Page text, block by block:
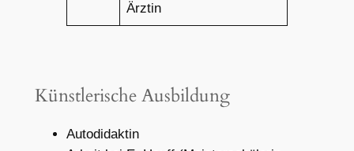
Ärztin
Künstlerische Ausbildung
Autodidaktin